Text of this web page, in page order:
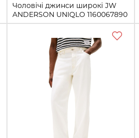
Чоловічі джинси широкі JW
ANDERSON UNIQLO 1160067890
(Блакитний 30)
33 36
Купить